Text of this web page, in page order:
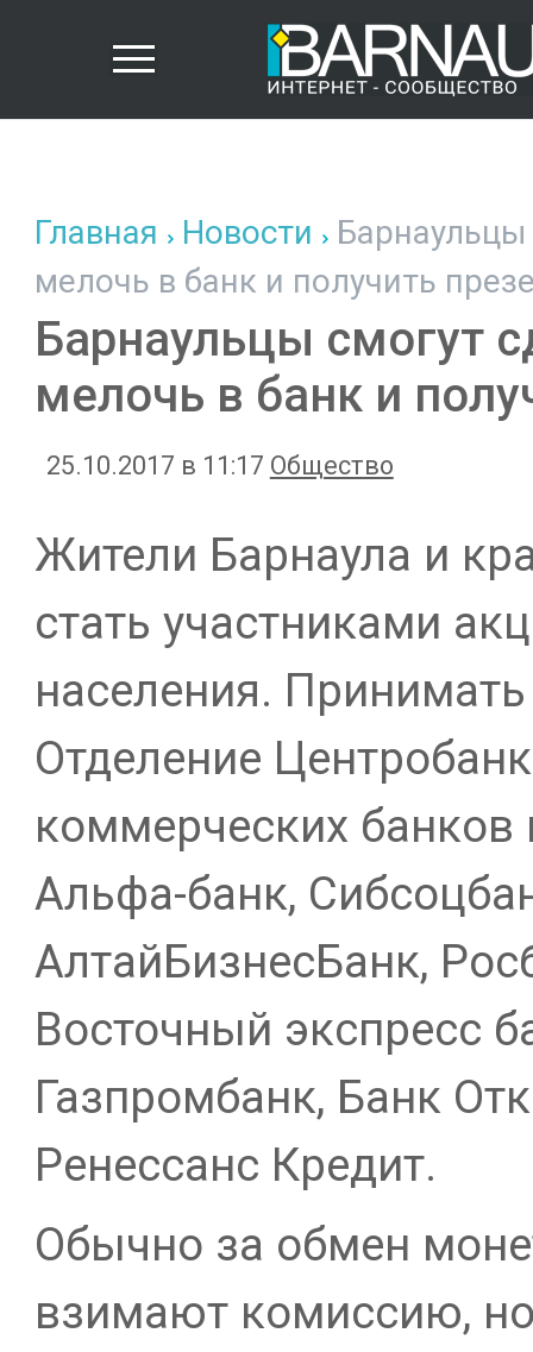
Главная Новости Барнаульцы
мелочь в банк и получить
Барнаульцы смогут
мелочь в банк и
25.10.2017 в 11:17 Общество
Жители Барнаула и
стать участниками
населения.
Отделение
коммерческих банков
Альфа-банк,
АлтайБизнесБанк,
Восточный экспресс
Газпромбанк, Банк
Ренессанс Кредит.
Обычно за обмен
взимают комиссию,